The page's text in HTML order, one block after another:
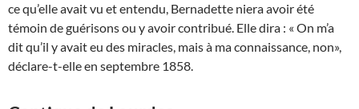
ce qu’elle avait vu et entendu, Bernadette niera avoir été
témoin de guérisons ou y avoir contribué. Elle dira : « On m’a
dit qu’il y avait eu des miracles, mais à ma connaissance, non»,
déclare-t-elle en septembre 1858.